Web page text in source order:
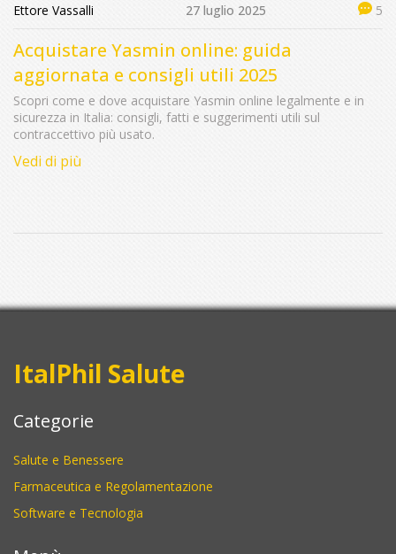
Ettore Vassalli 27 luglio 2025 5
Acquistare Yasmin online: guida
aggiornata e consigli utili 2025
Scopri come e dove acquistare Yasmin online legalmente e in
sicurezza in Italia: consigli, fatti e suggerimenti utili sul
contraccettivo più usato.
Vedi di più
ItalPhil Salute
Categorie
Salute e Benessere
Farmaceutica e Regolamentazione
Software e Tecnologia